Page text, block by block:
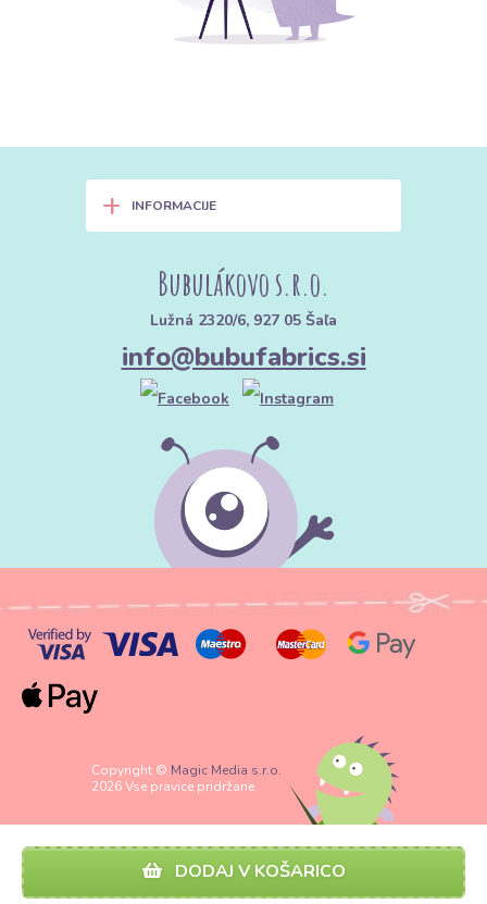
DODAJ V KOŠARICO
+ INFORMACIJE
Bubulákovo s.r.o.
Lužná 2320/6, 927 05 Šaľa
info@bubufabrics.si
Copyright © Magic Media s.r.o.
2026 Vse pravice pridržane